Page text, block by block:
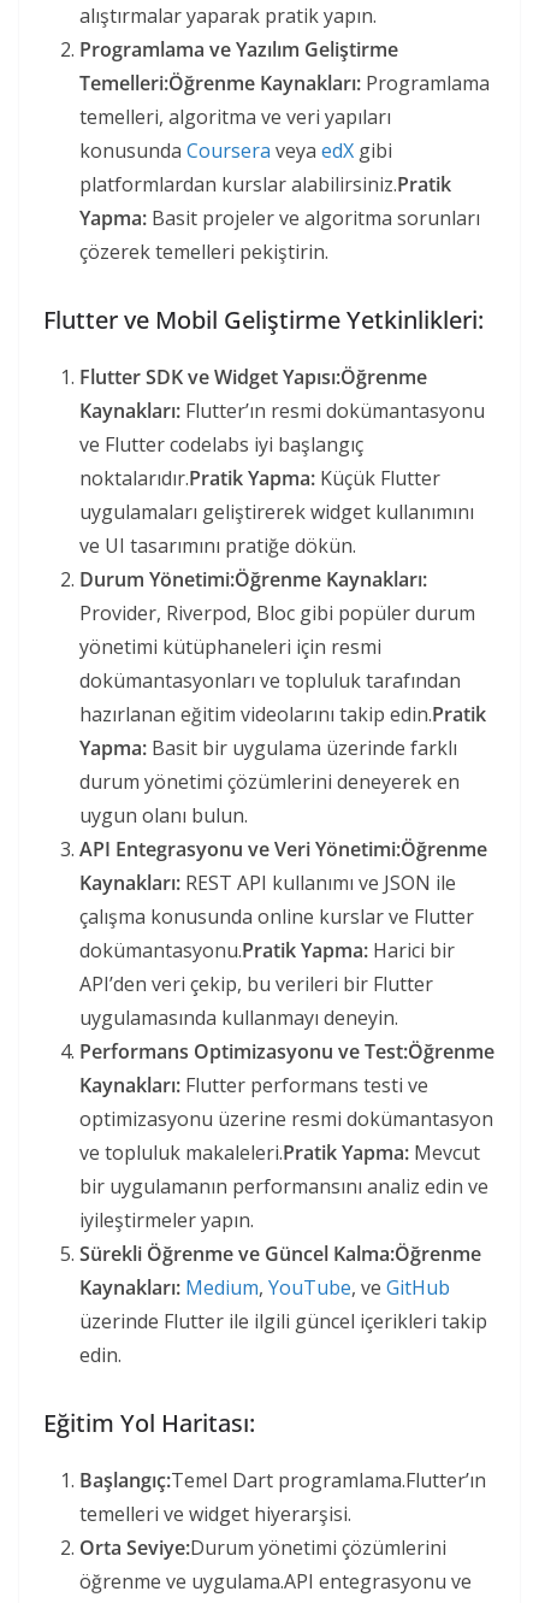
alıştırmalar yaparak pratik yapın.
Programlama ve Yazılım Geliştirme
Temelleri:Öğrenme Kaynakları: Programlama
temelleri, algoritma ve veri yapıları
konusunda Coursera veya edX gibi
platformlardan kurslar alabilirsiniz.Pratik
Yapma: Basit projeler ve algoritma sorunları
çözerek temelleri pekiştirin.
Flutter ve Mobil Geliştirme Yetkinlikleri:
Flutter SDK ve Widget Yapısı:Öğrenme
Kaynakları: Flutter’ın resmi dokümantasyonu
ve Flutter codelabs iyi başlangıç
noktalarıdır.Pratik Yapma: Küçük Flutter
uygulamaları geliştirerek widget kullanımını
ve UI tasarımını pratiğe dökün.
Durum Yönetimi:Öğrenme Kaynakları:
Provider, Riverpod, Bloc gibi popüler durum
yönetimi kütüphaneleri için resmi
dokümantasyonları ve topluluk tarafından
hazırlanan eğitim videolarını takip edin.Pratik
Yapma: Basit bir uygulama üzerinde farklı
durum yönetimi çözümlerini deneyerek en
uygun olanı bulun.
API Entegrasyonu ve Veri Yönetimi:Öğrenme
Kaynakları: REST API kullanımı ve JSON ile
çalışma konusunda online kurslar ve Flutter
dokümantasyonu.Pratik Yapma: Harici bir
API’den veri çekip, bu verileri bir Flutter
uygulamasında kullanmayı deneyin.
Performans Optimizasyonu ve Test:Öğrenme
Kaynakları: Flutter performans testi ve
optimizasyonu üzerine resmi dokümantasyon
ve topluluk makaleleri.Pratik Yapma: Mevcut
bir uygulamanın performansını analiz edin ve
iyileştirmeler yapın.
Sürekli Öğrenme ve Güncel Kalma:Öğrenme
Kaynakları: Medium, YouTube, ve GitHub
üzerinde Flutter ile ilgili güncel içerikleri takip
edin.
Eğitim Yol Haritası:
Başlangıç:Temel Dart programlama.Flutter’ın
temelleri ve widget hiyerarşisi.
Orta Seviye:Durum yönetimi çözümlerini
öğrenme ve uygulama.API entegrasyonu ve